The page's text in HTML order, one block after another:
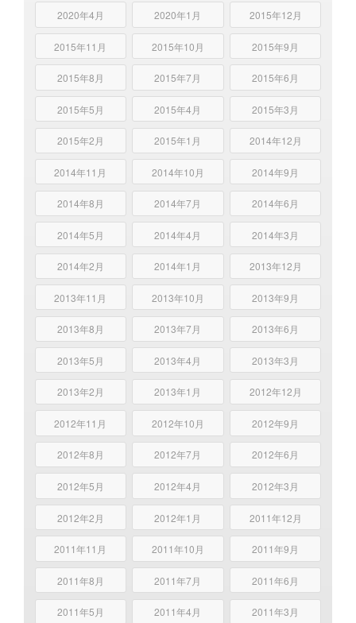
2020年4月 2020年1月 2015年12月
2015年11月 2015年10月 2015年9月
2015年8月 2015年7月 2015年6月
2015年5月 2015年4月 2015年3月
2015年2月 2015年1月 2014年12月
2014年11月 2014年10月 2014年9月
2014年8月 2014年7月 2014年6月
2014年5月 2014年4月 2014年3月
2014年2月 2014年1月 2013年12月
2013年11月 2013年10月 2013年9月
2013年8月 2013年7月 2013年6月
2013年5月 2013年4月 2013年3月
2013年2月 2013年1月 2012年12月
2012年11月 2012年10月 2012年9月
2012年8月 2012年7月 2012年6月
2012年5月 2012年4月 2012年3月
2012年2月 2012年1月 2011年12月
2011年11月 2011年10月 2011年9月
2011年8月 2011年7月 2011年6月
2011年5月 2011年4月 2011年3月